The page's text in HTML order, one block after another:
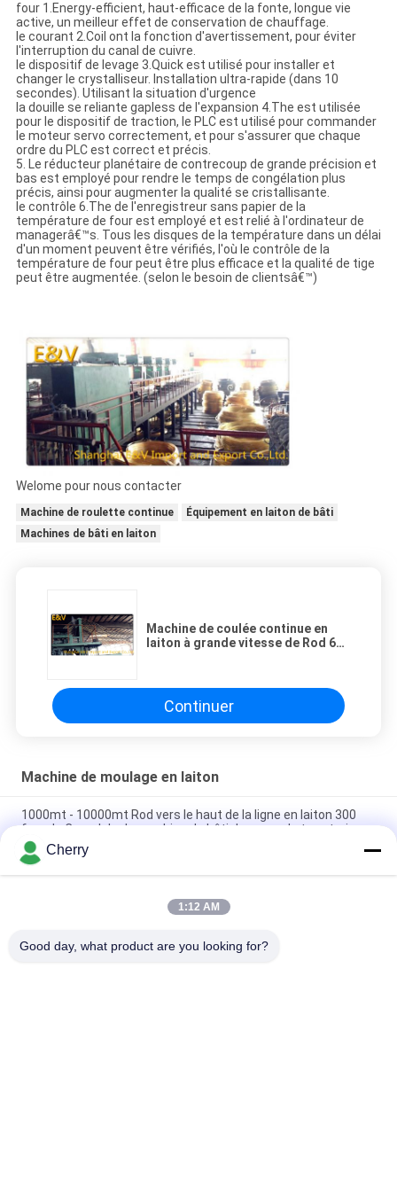
four 1.Energy-efficient, haut-efficace de la fonte, longue vie
active, un meilleur effet de conservation de chauffage.
le courant 2.Coil ont la fonction d'avertissement, pour éviter
l'interruption du canal de cuivre.
le dispositif de levage 3.Quick est utilisé pour installer et
changer le crystalliseur. Installation ultra-rapide (dans 10
secondes). Utilisant la situation d'urgence
la douille se reliante gapless de l'expansion 4.The est utilisée
pour le dispositif de traction, le PLC est utilisé pour commander
le moteur servo correctement, et pour s'assurer que chaque
ordre du PLC est correct et précis.
5. Le réducteur planétaire de contrecoup de grande précision et
bas est employé pour rendre le temps de congélation plus
précis, ainsi pour augmenter la qualité se cristallisante.
le contrôle 6.The de l'enregistreur sans papier de la
température de four est employé et est relié à l'ordinateur de
managerâ€™s. Tous les disques de la température dans un délai
d'un moment peuvent être vérifiés, l'où le contrôle de la
température de four peut être plus efficace et la qualité de tige
peut être augmentée. (selon le besoin de clientsâ€™)
Welome pour nous contacter
Machine de roulette continue
Équipement en laiton de bâti
Machines de bâti en laiton
Machine de coulée continue en
laiton à grande vitesse de Rod 650
Continuer
Machine de moulage en laiton
1000mt - 10000mt Rod vers le haut de la ligne en laiton 300
four de Complele de machine de bâti de corps de type trois
Petit contrôle en laiton vertical de PLC de machine de bâti de
capacité élevée pour le laiton Rod de 8mm
Machine mélangée de roulette continue de Cu ascendant de
Cherry
1:12 AM
Good day, what product are you looking for?